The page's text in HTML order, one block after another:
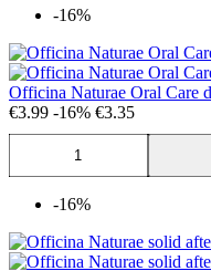
-16%
Officina Naturae Oral Care
€3.99 -16% €3.35
-16%